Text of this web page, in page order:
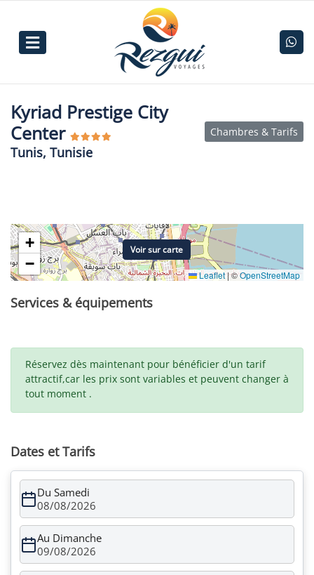
Kyriad Prestige City
Center
Tunis, Tunisie
Chambres & Tarifs
+
−
Leaflet|©OpenStreetMap
Voir sur carte
Services & équipements
Réservez dès maintenant pour bénéficier d'un tarif
attractif,car les prix sont variables et peuvent changer à
tout moment .
Dates et Tarifs
Du Samedi
08/08/2026
Au Dimanche
09/08/2026